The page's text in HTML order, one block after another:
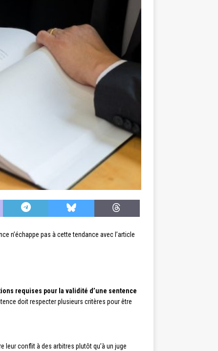
n’échappe pas à cette tendance avec l’article
requises pour la validité d’une sentence
doit respecter plusieurs critères pour être
leur conflit à des arbitres plutôt qu’à un juge